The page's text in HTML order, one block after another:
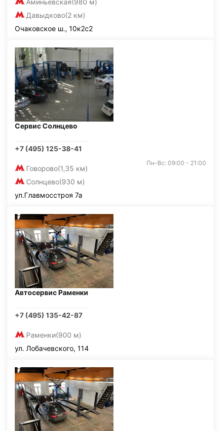
Аминьевская(980 м)
Давыдково(2 км)
Очаковское ш., 10к2с2
Сервис Солнцево
+7 (495) 125-38-41
Говорово(1,35 км)
Солнцево(930 м)
Пн-Вс: 09:00 - 21:00
ул.Главмосстроя 7а
Автосервис Раменки
+7 (495) 135-42-87
Раменки(900 м)
ул. Лобачевского, 114